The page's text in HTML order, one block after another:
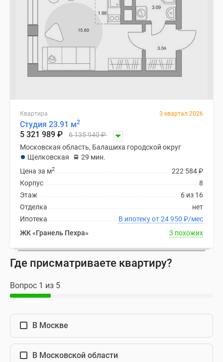
Квартира 3 квартал 2026
Студия 23.91 м2
5 321 989 ₽ 6 135 940₽
Московская область, Балашиха городской округ
Щелковская
29 мин.
222 584₽
Цена за м2
8
Корпус
6 из 16
Этаж
нет
Отделка
В ипотеку от 24 950 ₽/мес
Ипотека
ЖК «Гранель Пехра»
3 похожих
Где присматриваете квартиру?
Вопрос 1 из 5
В Москве
В Московской области